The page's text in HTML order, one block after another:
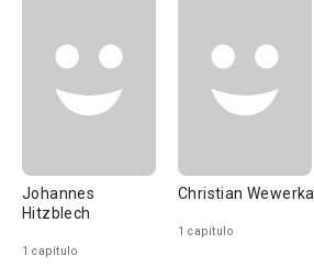
Johannes
Hitzblech
1 capítulo
Christian Wewerka
1 capítulo